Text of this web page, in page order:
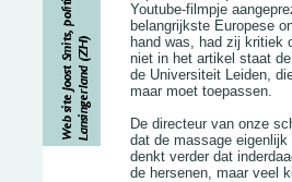
Youtube-filmpje
belangrijkste Europese
hand was, had zij kritiek
niet in het artikel staat
de Universiteit Leiden,
maar moet toepassen.
De directeur van onze
dat de massage
denkt verder dat
de hersenen, maar veel